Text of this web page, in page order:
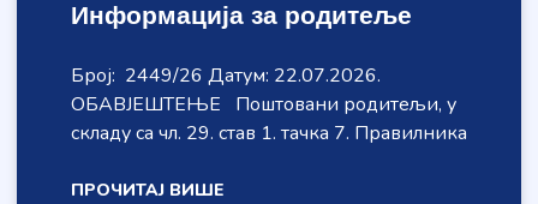
Информација за родитеље
Број: 2449/26 Датум: 22.07.2026.
ОБАВЈЕШТЕЊЕ Поштовани родитељи, у
складу са чл. 29. став 1. тачка 7. Правилника
ПРОЧИТАЈ ВИШЕ